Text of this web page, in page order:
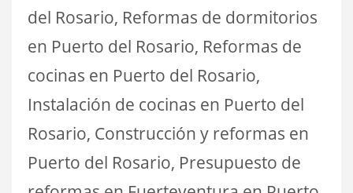
del Rosario, Reformas de dormitorios
en Puerto del Rosario, Reformas de
cocinas en Puerto del Rosario,
Instalación de cocinas en Puerto del
Rosario, Construcción y reformas en
Puerto del Rosario, Presupuesto de